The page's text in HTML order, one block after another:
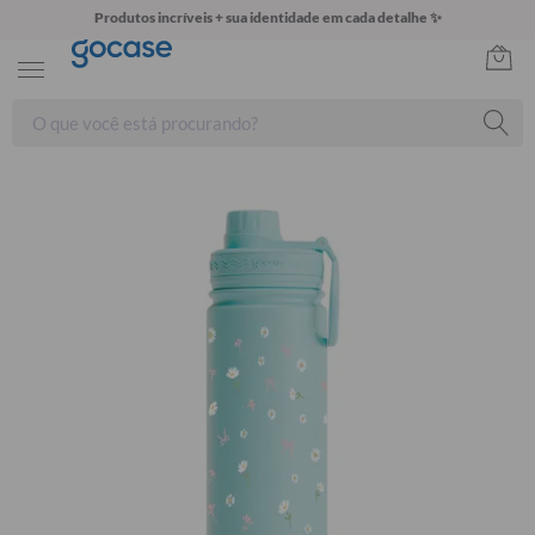
Produtos incríveis + sua identidade em cada detalhe ✨